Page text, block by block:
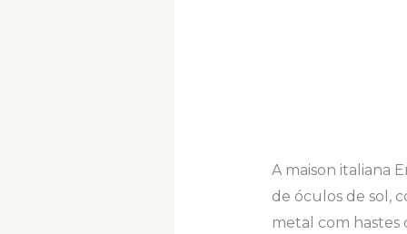
A maison italiana
de óculos de sol,
metal com hastes